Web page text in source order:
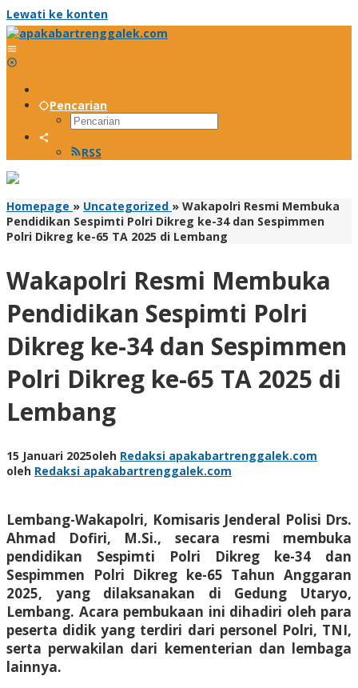
Lewati ke konten
Pencarian
RSS
Homepage » Uncategorized » Wakapolri Resmi Membuka
Pendidikan Sespimti Polri Dikreg ke-34 dan Sespimmen
Polri Dikreg ke-65 TA 2025 di Lembang
Wakapolri Resmi Membuka
Pendidikan Sespimti Polri
Dikreg ke-34 dan Sespimmen
Polri Dikreg ke-65 TA 2025 di
Lembang
15 Januari 2025oleh Redaksi apakabartrenggalek.com
oleh Redaksi apakabartrenggalek.com
Lembang-Wakapolri, Komisaris Jenderal Polisi Drs.
Ahmad Dofiri, M.Si., secara resmi membuka
pendidikan Sespimti Polri Dikreg ke-34 dan
Sespimmen Polri Dikreg ke-65 Tahun Anggaran
2025, yang dilaksanakan di Gedung Utaryo,
Lembang. Acara pembukaan ini dihadiri oleh para
peserta didik yang terdiri dari personel Polri, TNI,
serta perwakilan dari kementerian dan lembaga
lainnya.